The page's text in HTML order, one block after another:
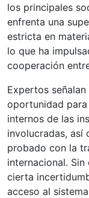
los principales
enfrenta una
estricta en
lo que ha
cooperación
Expertos
oportunidad
internos de las
involucradas, así
probado con la
internacional.
cierta
acceso al